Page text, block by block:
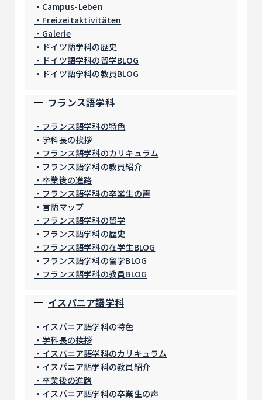
Campus-Leben
Freizeitaktivitäten
Galerie
ドイツ語学科の歴史
ドイツ語学科の留学BLOG
ドイツ語学科の教員BLOG
フランス語学科
フランス語学科の特色
学科長の挨拶
フランス語学科のカリキュラム
フランス語学科の教員紹介
卒業後の進路
フランス語学科の卒業生の声
言語マップ
フランス語学科の留学
フランス語学科の歴史
フランス語学科の在学生BLOG
フランス語学科の留学BLOG
フランス語学科の教員BLOG
イスパニア語学科
イスパニア語学科の特色
学科長の挨拶
イスパニア語学科のカリキュラム
イスパニア語学科の教員紹介
卒業後の進路
イスパニア語学科の卒業生の声